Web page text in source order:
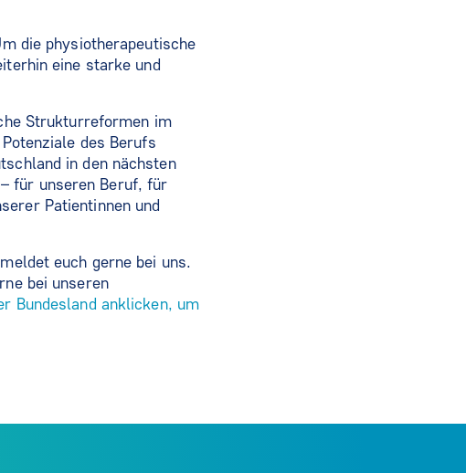
die physiotherapeutische
eine starke und
Strukturreformen im
des Berufs
in den nächsten
für unseren Beruf, für
Patientinnen und
euch gerne bei uns.
bei unseren
Bundesland anklicken, um